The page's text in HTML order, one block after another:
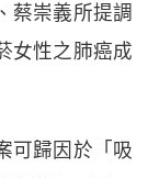
蔡崇義所提調
女性之肺癌成
可歸因於「吸